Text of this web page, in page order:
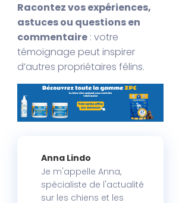
Racontez vos expériences,
astuces ou questions en
commentaire : votre
témoignage peut inspirer
d’autres propriétaires félins.
Anna Lindo
Je m'appelle Anna,
spécialiste de l'actualité
sur les chiens et les